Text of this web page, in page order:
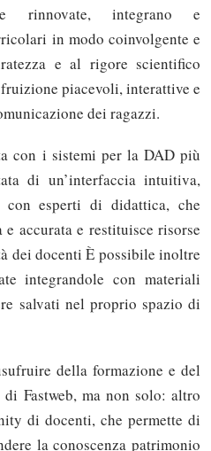
rinnovate, integrano e
in modo coinvolgente e
e al rigore scientifico
piacevoli, interattive e
dei ragazzi.
con i sistemi per la DAD più
di un’interfaccia intuitiva,
con esperti di didattica, che
accurata e restituisce risorse
dei docenti È possibile inoltre
integrandole con materiali
salvati nel proprio spazio di
della formazione e del
Fastweb, ma non solo: altro
di docenti, che permette di
la conoscenza patrimonio